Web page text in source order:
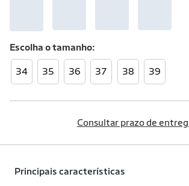
Escolha otamanho
34 35 36 37 38 39
Consultar prazo de
Principais características